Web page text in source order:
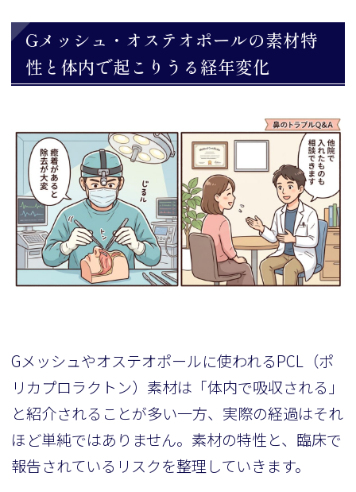
Gメッシュ・オステオポールの素材特
性と体内で起こりうる経年変化
Gメッシュやオステオポールに使われるPCL（ポ
リカプロラクトン）素材は「体内で吸収される」
と紹介されることが多い一方、実際の経過はそれ
ほど単純ではありません。素材の特性と、臨床で
報告されているリスクを整理していきます。